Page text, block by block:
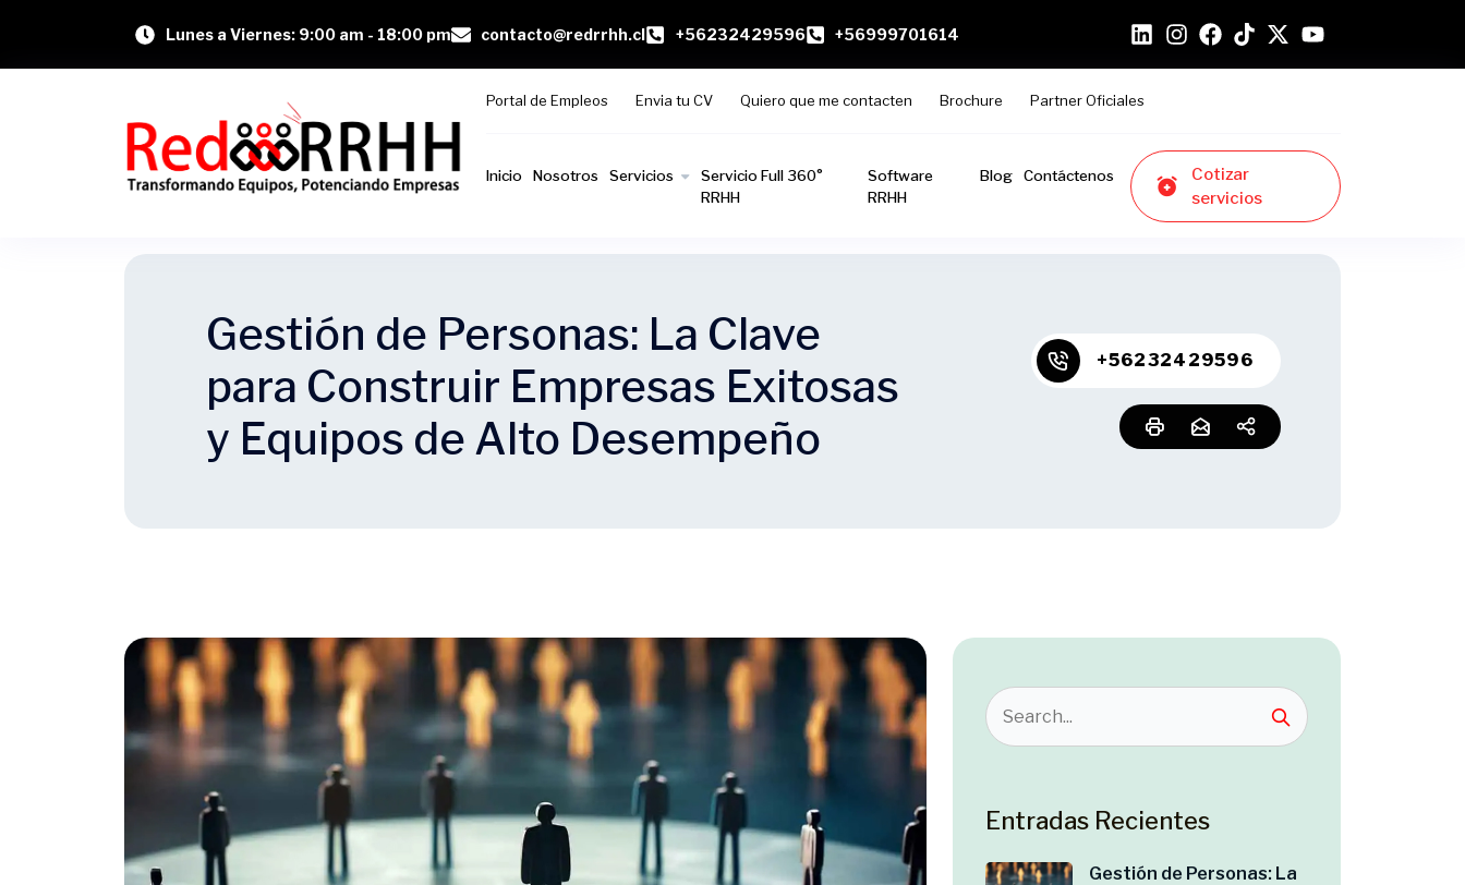
Lunes a Viernes: 9:00 am - 18:00 pm contacto@redrrhh.cl +56232429596 +56999701614
Portal de Empleos Envia tu CV Quiero que me contacten Brochure Partner Oficiales
Inicio Nosotros Servicios
Servicio Full 360°
RRHH
Software
RRHH
Blog Contáctenos
Cotizar
servicios
Gestión de Personas: La Clave
para Construir Empresas Exitosas
y Equipos de Alto Desempeño
+56232429596
Entradas Recientes
Gestión de Personas: La